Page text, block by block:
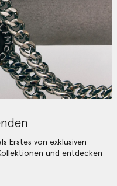
Erstes von exklusiven
und entdecken